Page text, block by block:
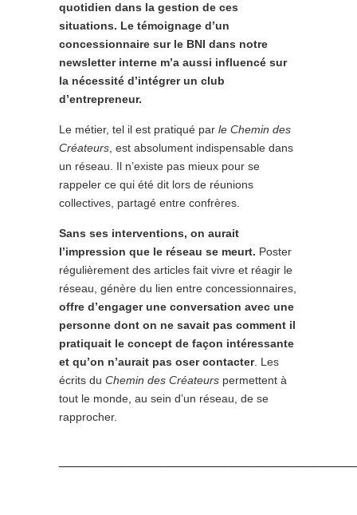
quotidien dans la gestion de ces
situations. Le témoignage d’un
concessionnaire sur le BNI dans notre
newsletter interne m’a aussi influencé sur
la nécessité d’intégrer un club
d’entrepreneur.
Le métier, tel il est pratiqué par le Chemin des
Créateurs, est absolument indispensable dans
un réseau. Il n’existe pas mieux pour se
rappeler ce qui été dit lors de réunions
collectives, partagé entre confrères.
Sans ses interventions, on aurait
l’impression que le réseau se meurt. Poster
régulièrement des articles fait vivre et réagir le
réseau, génère du lien entre concessionnaires,
offre d’engager une conversation avec une
personne dont on ne savait pas comment il
pratiquait le concept de façon intéressante
et qu’on n’aurait pas oser contacter. Les
écrits du Chemin des Créateurs permettent à
tout le monde, au sein d’un réseau, de se
rapprocher.